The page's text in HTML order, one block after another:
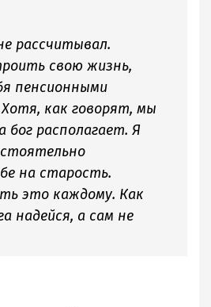
рассчитывал.
свою жизнь,
пенсионными
как говорят, мы
бог располагает. Я
на старость.
это каждому. Как
надейся, а сам не